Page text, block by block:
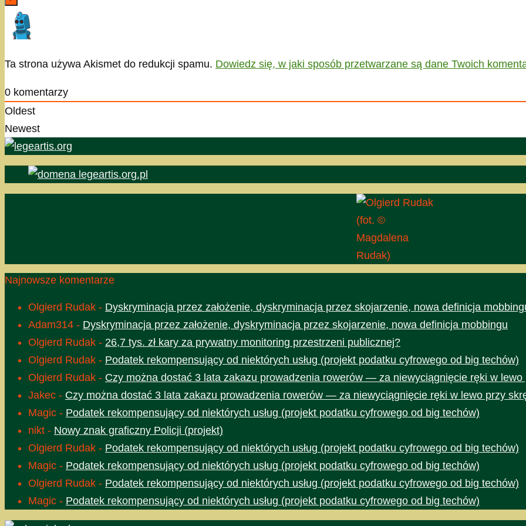
Ta strona używa Akismet do redukcji spamu. Dowiedz się, w jaki sposób przetwarzane są dane Twoich
0 komentarzy
Oldest
Newest
(fot. ©
Magdalena
Rudak)
Najnowsze komentarze
Olgierd Rudak - Dyskryminacja przez założenie, dyskryminacja przez skojarzenie, nowa definicja
Adam314 - Dyskryminacja przez założenie, dyskryminacja przez skojarzenie, nowa definicja mobbingu
Olgierd Rudak - 26,7 tys. zł kary za prywatny monitoring przestrzeni publicznej?
Olgierd Rudak - Podatek rekompensujący od niektórych usług (projekt podatku cyfrowego od big techów)
Olgierd Rudak - Czy można dostać 3 lata zakazu prowadzenia rowerów — za niewyciągnięcie ręki w lewo
Jakec - Czy można dostać 3 lata zakazu prowadzenia rowerów — za niewyciągnięcie ręki w lewo przy
Magic - Podatek rekompensujący od niektórych usług (projekt podatku cyfrowego od big techów)
nikt - Nowy znak graficzny Policji (projekt)
Olgierd Rudak - Podatek rekompensujący od niektórych usług (projekt podatku cyfrowego od big techów)
Magic - Podatek rekompensujący od niektórych usług (projekt podatku cyfrowego od big techów)
Olgierd Rudak - Podatek rekompensujący od niektórych usług (projekt podatku cyfrowego od big techów)
Magic - Podatek rekompensujący od niektórych usług (projekt podatku cyfrowego od big techów)